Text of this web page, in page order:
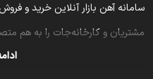
سامانه آهن بازار آنلاین خرید و
مشتریان و کارخانه‌جات را به هم